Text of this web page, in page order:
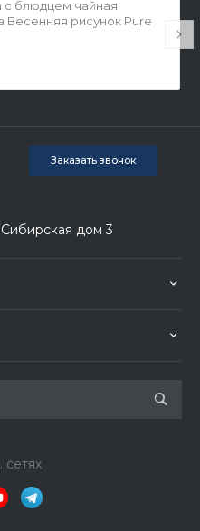
с блюдцем чайная
Весенняя рисунок Pure
Заказать звонок
дом 3